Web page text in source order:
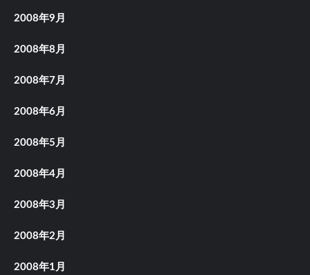
2008年9月
2008年8月
2008年7月
2008年6月
2008年5月
2008年4月
2008年3月
2008年2月
2008年1月